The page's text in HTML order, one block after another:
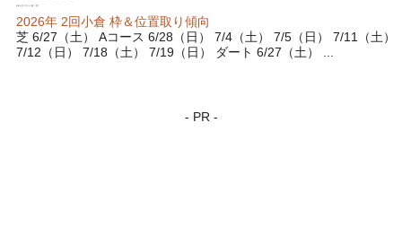
2026年 2回小倉 枠＆位置取り傾向
芝 6/27（土） Aコース 6/28（日） 7/4（土） 7/5（日） 7/11（土）
7/12（日） 7/18（土） 7/19（日） ダート 6/27（土） ...
- PR -